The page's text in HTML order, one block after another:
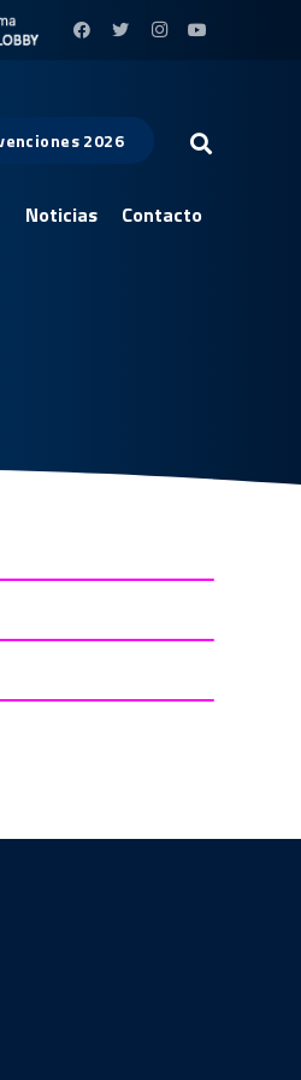
2026
Noticias Contacto